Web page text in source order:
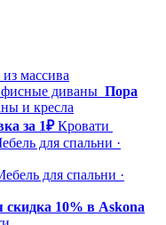
массива
диваны Пора
и кресла
за 1₽ Кровати
для спальни ·
для спальни ·
10% в Askona